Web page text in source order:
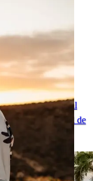
junto al océano
romántica junto al
recuerdo especial de